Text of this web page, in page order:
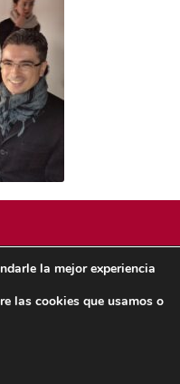
PRIVACIDADla mejor experiencia
las cookies que usamos o